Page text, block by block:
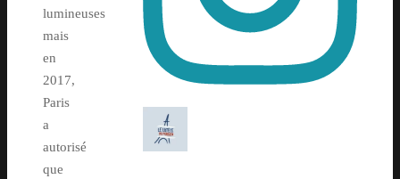
lumineuses
mais
en
2017,
Paris
a
autorisé
que